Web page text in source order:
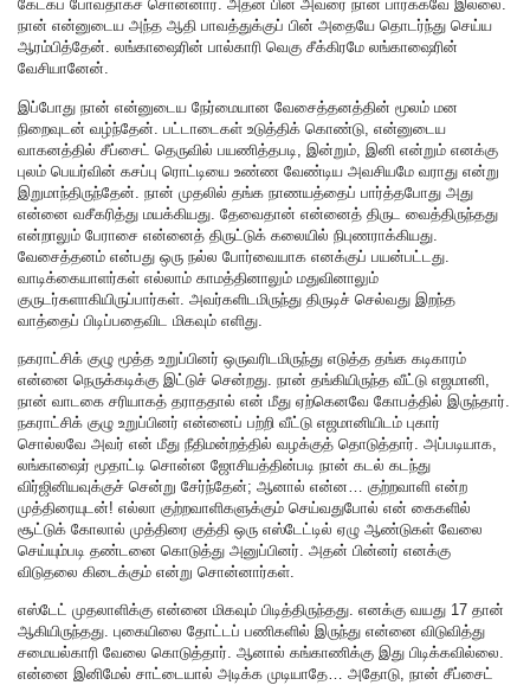
கேட்கப் போவதாகச் சொன்னார். அதன் பின் அவரை நான் பார்க்கவே இல்லை.
நான் என்னுடைய அந்த ஆதி பாவத்துக்குப் பின் அதையே தொடர்ந்து செய்ய
ஆரம்பித்தேன். லங்காஷைரின் பால்காரி வெகு சீக்கிரமே லங்காஷைரின்
வேசியானேன்.
இப்போது நான் என்னுடைய நேர்மையான வேசைத்தனத்தின் மூலம் மன
நிறைவுடன் வழ்ந்தேன். பட்டாடைகள் உடுத்திக் கொண்டு, என்னுடைய
வாகனத்தில் சீப்சைட் தெருவில் பயணித்தபடி, இன்றும், இனி என்றும் எனக்கு
புலம் பெயர்வின் கசப்பு ரொட்டியை உண்ண வேண்டிய அவசியமே வராது என்று
இறுமாந்திருந்தேன். நான் முதலில் தங்க நாணயத்தைப் பார்த்தபோது அது
என்னை வசீகரித்து மயக்கியது. தேவைதான் என்னைத் திருட வைத்திருந்தது
என்றாலும் பேராசை என்னைத் திருட்டுக் கலையில் நிபுணராக்கியது.
வேசைத்தனம் என்பது ஒரு நல்ல போர்வையாக எனக்குப் பயன்பட்டது.
வாடிக்கையாளர்கள் எல்லாம் காமத்தினாலும் மதுவினாலும்
குருடர்களாகியிருப்பார்கள். அவர்களிடமிருந்து திருடிச் செல்வது இறந்த
வாத்தைப் பிடிப்பதைவிட மிகவும் எளிது.
நகராட்சிக் குழு மூத்த உறுப்பினர் ஒருவரிடமிருந்து எடுத்த தங்க கடிகாரம்
என்னை நெருக்கடிக்கு இட்டுச் சென்றது. நான் தங்கியிருந்த வீட்டு எஜமானி,
நான் வாடகை சரியாகத் தராததால் என் மீது ஏற்கெனவே கோபத்தில் இருந்தார்.
நகராட்சிக் குழு உறுப்பினர் என்னைப் பற்றி வீட்டு எஜமானியிடம் புகார்
சொல்லவே அவர் என் மீது நீதிமன்றத்தில் வழக்குத் தொடுத்தார். அப்படியாக,
லங்காஷைர் மூதாட்டி சொன்ன ஜோசியத்தின்படி நான் கடல் கடந்து
விர்ஜினியவுக்குச் சென்று சேர்ந்தேன்; ஆனால் என்ன… குற்றவாளி என்ற
முத்திரையுடன்! எல்லா குற்றவாளிகளுக்கும் செய்வதுபோல் என் கைகளில்
சூட்டுக் கோலால் முத்திரை குத்தி ஒரு எஸ்டேட்டில் ஏழு ஆண்டுகள் வேலை
செய்யும்படி தண்டனை கொடுத்து அனுப்பினர். அதன் பின்னர் எனக்கு
விடுதலை கிடைக்கும் என்று சொன்னார்கள்.
எஸ்டேட் முதலாளிக்கு என்னை மிகவும் பிடித்திருந்தது. எனக்கு வயது 17 தான்
ஆகியிருந்தது. புகையிலை தோட்டப் பணிகளில் இருந்து என்னை விடுவித்து
சமையல்காரி வேலை கொடுத்தார். ஆனால் கங்காணிக்கு இது பிடிக்கவில்லை.
என்னை இனிமேல் சாட்டையால் அடிக்க முடியாதே… அதோடு, நான் சீப்சைட்